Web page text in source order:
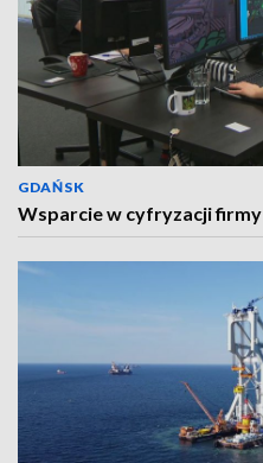
GDAŃSK
Wsparcie w cyfryzacji firmy